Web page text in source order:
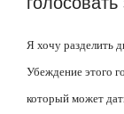
Я хочу разделить
Убеждение этого
который может